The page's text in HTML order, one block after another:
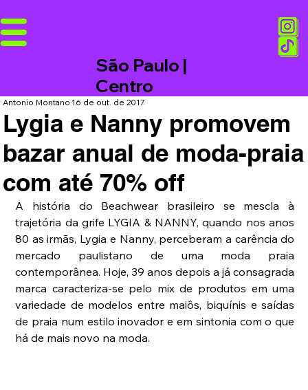
São Paulo |
Centro
Lygia e Nanny promovem
bazar anual de moda-praia
com até 70% off
Antonio Montano16 de out. de 2017
A história do Beachwear brasileiro se mescla à
trajetória da grife LYGIA & NANNY, quando nos anos
80 as irmãs, Lygia e Nanny, perceberam a carência do
mercado paulistano de uma moda praia
contemporânea. Hoje, 39 anos depois a já consagrada
marca caracteriza-se pelo mix de produtos em uma
variedade de modelos entre maiôs, biquínis e saídas
de praia num estilo inovador e em sintonia com o que
há de mais novo na moda.